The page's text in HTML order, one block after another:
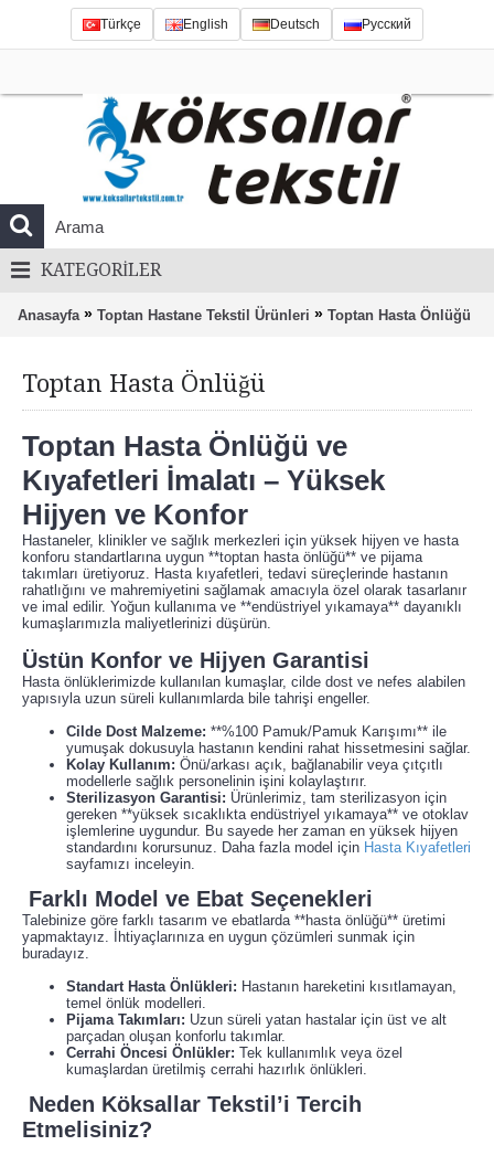
Türkçe English Deutsch Русский
KATEGORILER
Anasayfa » Toptan Hastane Tekstil Ürünleri » Toptan Hasta Önlüğü
Toptan Hasta Önlüğü
Toptan Hasta Önlüğü ve
Kıyafetleri İmalatı – Yüksek
Hijyen ve Konfor
Hastaneler, klinikler ve sağlık merkezleri için yüksek hijyen ve hasta
konforu standartlarına uygun **toptan hasta önlüğü** ve pijama
takımları üretiyoruz. Hasta kıyafetleri, tedavi süreçlerinde hastanın
rahatlığını ve mahremiyetini sağlamak amacıyla özel olarak tasarlanır
ve imal edilir. Yoğun kullanıma ve **endüstriyel yıkamaya** dayanıklı
kumaşlarımızla maliyetlerinizi düşürün.
Üstün Konfor ve Hijyen Garantisi
Hasta önlüklerimizde kullanılan kumaşlar, cilde dost ve nefes alabilen
yapısıyla uzun süreli kullanımlarda bile tahrişi engeller.
Cilde Dost Malzeme: **%100 Pamuk/Pamuk Karışımı** ile
yumuşak dokusuyla hastanın kendini rahat hissetmesini sağlar.
Kolay Kullanım: Önü/arkası açık, bağlanabilir veya çıtçıtlı
modellerle sağlık personelinin işini kolaylaştırır.
Sterilizasyon Garantisi: Ürünlerimiz, tam sterilizasyon için
gereken **yüksek sıcaklıkta endüstriyel yıkamaya** ve otoklav
işlemlerine uygundur. Bu sayede her zaman en yüksek hijyen
standardını korursunuz. Daha fazla model için Hasta Kıyafetleri
sayfamızı inceleyin.
Farklı Model ve Ebat Seçenekleri
Talebinize göre farklı tasarım ve ebatlarda **hasta önlüğü** üretimi
yapmaktayız. İhtiyaçlarınıza en uygun çözümleri sunmak için
buradayız.
Standart Hasta Önlükleri: Hastanın hareketini kısıtlamayan,
temel önlük modelleri.
Pijama Takımları: Uzun süreli yatan hastalar için üst ve alt
parçadan oluşan konforlu takımlar.
Cerrahi Öncesi Önlükler: Tek kullanımlık veya özel
kumaşlardan üretilmiş cerrahi hazırlık önlükleri.
Neden Köksallar Tekstil’i Tercih
Etmelisiniz?